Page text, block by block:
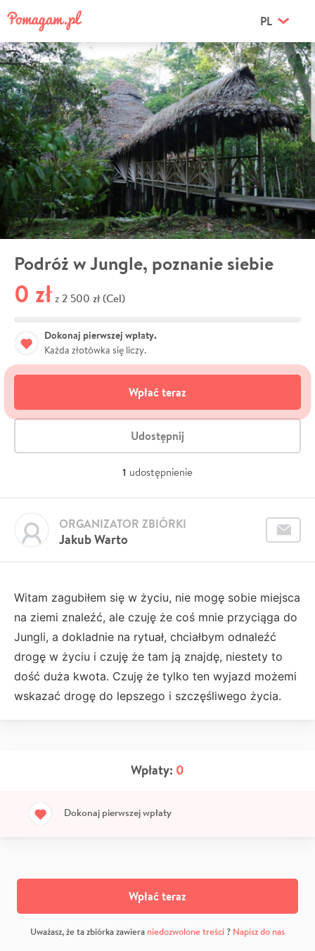
PL
Podróż w Jungle, poznanie siebie
0 zł z 2 500 zł (Cel)
Dokonaj pierwszej wpłaty.
Każda złotówka się liczy.
Wpłać teraz
Udostępnij
1 udostępnienie
Jakub Warto
ORGANIZATOR ZBIÓRKI
Witam zagubiłem się w życiu, nie mogę sobie miejsca
na ziemi znaleźć, ale czuję że coś mnie przyciąga do
Jungli, a dokladnie na rytuał, chciałbym odnaleźć
drogę w życiu i czuję że tam ją znajdę, niestety to
dość duża kwota. Czuję że tylko ten wyjazd możemi
wskazać drogę do lepszego i szczęśliwego życia.
Wpłaty: 0
Dokonaj pierwszej wpłaty
Wpłać teraz
Uważasz, że ta zbiórka zawiera niedozwolone treści? Napisz do nas